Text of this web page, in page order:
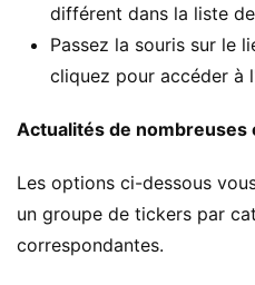
différent dans la liste
Passez la souris sur le
cliquez pour accéder à
Actualités de nombreuses
Les options ci-dessous
un groupe de tickers par
correspondantes.